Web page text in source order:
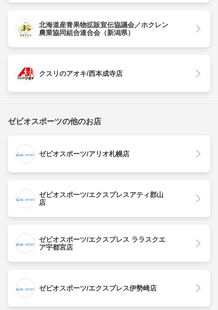
北海道産青果物拡販宣伝協議会／ホクレン
農業協同組合連合会（新潟県）
クスリのアオキ/西本成寺店
ゼビオスポーツの他のお店
ゼビオスポーツ/アリオ札幌店
ゼビオスポーツ/エクスプレスアティ郡山
店
ゼビオスポーツ/エクスプレス ララスクエ
ア宇都宮店
ゼビオスポーツ/エクスプレス伊勢崎店